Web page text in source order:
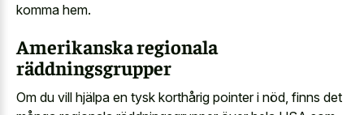
komma hem.
Amerikanska regionala
räddningsgrupper
Om du vill hjälpa en tysk korthårig pointer i nöd, finns det